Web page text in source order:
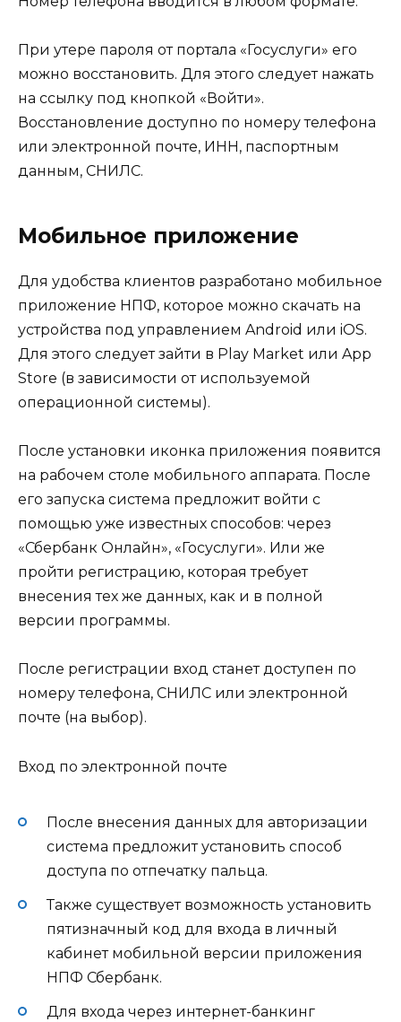
При утере пароля от портала «Госуслуги» его
можно восстановить. Для этого следует нажать
на ссылку под кнопкой «Войти».
Восстановление доступно по номеру телефона
или электронной почте, ИНН, паспортным
данным, СНИЛС.
Мобильное приложение
Для удобства клиентов разработано мобильное
приложение НПФ, которое можно скачать на
устройства под управлением Android или iOS.
Для этого следует зайти в Play Market или App
Store (в зависимости от используемой
операционной системы).
После установки иконка приложения появится
на рабочем столе мобильного аппарата. После
его запуска система предложит войти с
помощью уже известных способов: через
«Сбербанк Онлайн», «Госуслуги». Или же
пройти регистрацию, которая требует
внесения тех же данных, как и в полной
версии программы.
После регистрации вход станет доступен по
номеру телефона, СНИЛС или электронной
почте (на выбор).
Вход по электронной почте
После внесения данных для авторизации
система предложит установить способ
доступа по отпечатку пальца.
Также существует возможность установить
пятизначный код для входа в личный
кабинет мобильной версии приложения
НПФ Сбербанк.
Для входа через интернет-банкинг